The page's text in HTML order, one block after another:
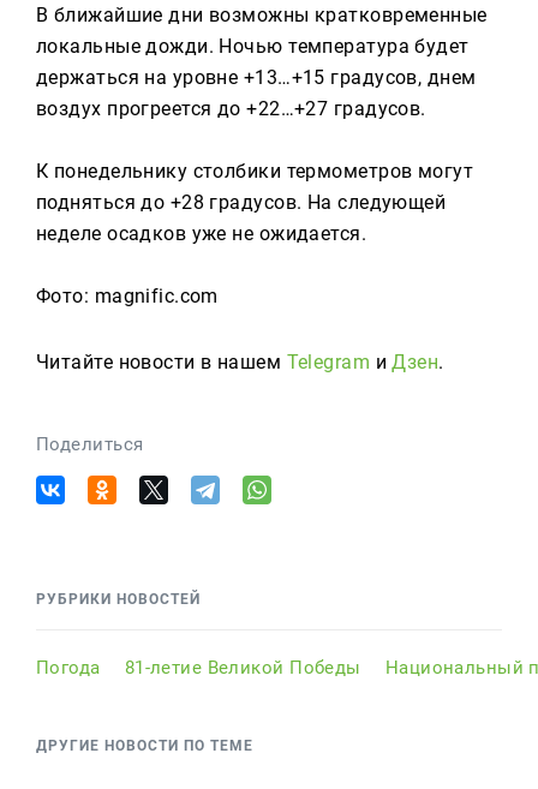
reception@tnvtv.ru
В ближайшие дни возможны кратковременные
локальные дожди. Ночью температура будет
держаться на уровне +13…+15 градусов, днем
воздух прогреется до +22…+27 градусов.
К понедельнику столбики термометров могут
подняться до +28 градусов. На следующей
неделе осадков уже не ожидается.
Фото: magnific.com
Читайте новости в нашем Telegram иДзен.
Поделиться
РУБРИКИ НОВОСТЕЙ
Погода 81-летие Великой Победы Национальный
ДРУГИЕ НОВОСТИ ПО ТЕМЕ